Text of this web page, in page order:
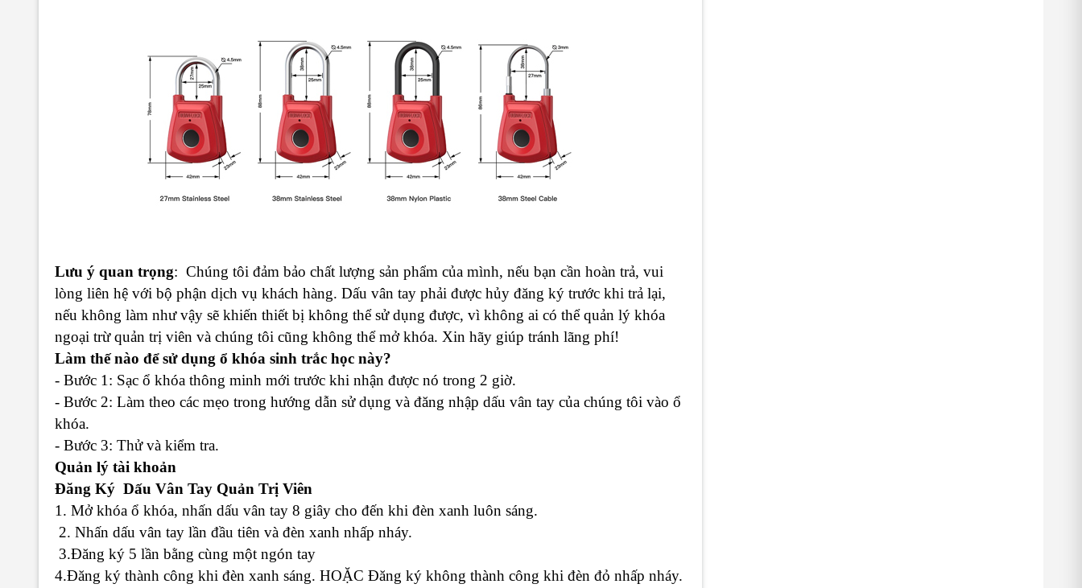
Lưu ý quan trọng: Chúng tôi đảm bảo chất lượng sản phẩm của mình, nếu bạn cần hoàn trả, vui
lòng liên hệ với bộ phận dịch vụ khách hàng. Dấu vân tay phải được hủy đăng ký trước khi trả lại,
nếu không làm như vậy sẽ khiến thiết bị không thể sử dụng được, vì không ai có thể quản lý khóa
ngoại trừ quản trị viên và chúng tôi cũng không thể mở khóa. Xin hãy giúp tránh lãng phí!
Làm thế nào để sử dụng ổ khóa sinh trắc học này?
- Bước 1: Sạc ổ khóa thông minh mới trước khi nhận được nó trong 2 giờ.
- Bước 2: Làm theo các mẹo trong hướng dẫn sử dụng và đăng nhập dấu vân tay của chúng tôi vào ổ
khóa.
- Bước 3: Thử và kiểm tra.
Quản lý tài khoản
Đăng Ký ​​Dấu Vân Tay Quản Trị Viên
1. Mở khóa ổ khóa, nhấn dấu vân tay 8 giây cho đến khi đèn xanh luôn sáng.
2. Nhấn dấu vân tay lần đầu tiên và đèn xanh nhấp nháy.
3.Đăng ký 5 lần bằng cùng một ngón tay
4.Đăng ký thành công khi đèn xanh sáng. HOẶC Đăng ký không thành công khi đèn đỏ nhấp nháy.